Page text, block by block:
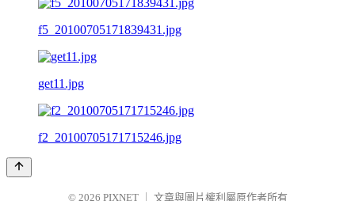
f5_20100705171839431.jpg
get11.jpg
f2_20100705171715246.jpg
© 2026 PIXNET 文章與圖片權利屬原作者所有